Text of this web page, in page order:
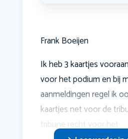
Frank Boeijen
Ik heb 3 kaartjes
voor het podium en bij
aanmeldingen regel ik
kaartjes net voor de
tribune recht voor het